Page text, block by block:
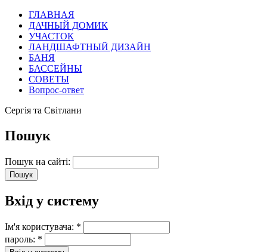
ГЛАВНАЯ
ДАЧНЫЙ ДОМИК
УЧАСТОК
ЛАНДШАФТНЫЙ ДИЗАЙН
БАНЯ
БАССЕЙНЫ
СОВЕТЫ
Вопрос-ответ
Сергія та Світлани
Пошук
Пошук на сайті:
Вхід у систему
Ім'я користувача: *
пароль: *